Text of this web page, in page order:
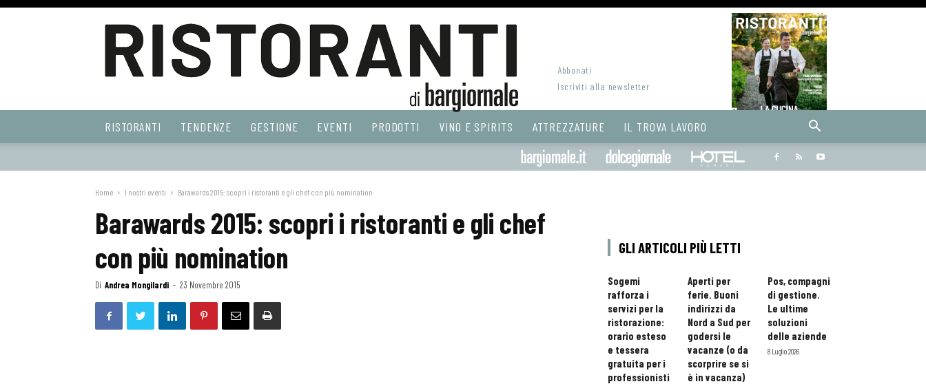
Web
Abbonati
Iscriviti alla newsletter
RISTORANTI TENDENZE GESTIONE EVENTI PRODOTTI VINO E SPIRITS ATTREZZATURE IL TROVA LAVORO
Bargiornale dolcegiornale
Home I nostri eventi Barawards 2015: scopri i ristoranti e gli chef con più nomination
Barawards 2015: scopri i ristoranti e gli chef
con più nomination
Di Andrea Mongilardi - 23 Novembre 2015
GLI ARTICOLI PIÙ LETTI
Sogemi
rafforza i
servizi per la
ristorazione:
orario esteso
e tessera
gratuita per i
professionisti
Aperti per
ferie. Buoni
indirizzi da
Nord a Sud per
godersi le
vacanze (o da
scorprire se si
è in vacanza)
Pos, compagni
di gestione.
Le ultime
soluzioni
delle aziende
8 Luglio 2026